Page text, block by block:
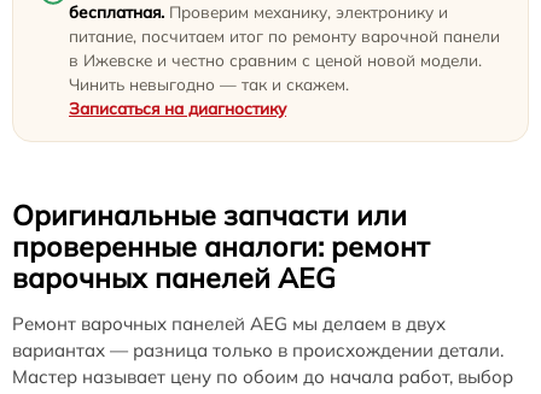
бесплатная. Проверим механику, электронику и
питание, посчитаем итог по ремонту варочной панели
в Ижевске и честно сравним с ценой новой модели.
Чинить невыгодно — так и скажем.
Записаться на диагностику
Оригинальные запчасти или
проверенные аналоги: ремонт
варочных панелей AEG
Ремонт варочных панелей AEG мы делаем в двух
вариантах — разница только в происхождении детали.
Мастер называет цену по обоим до начала работ, выбор